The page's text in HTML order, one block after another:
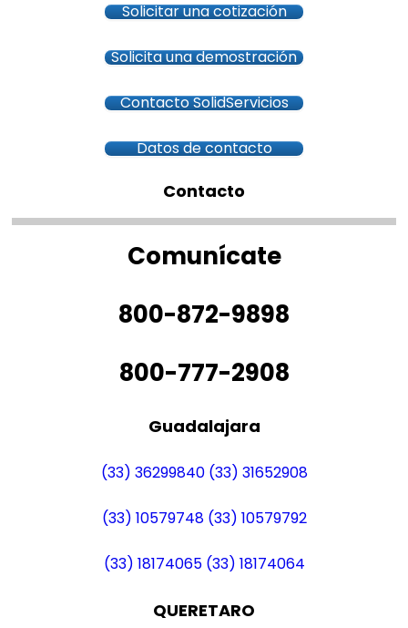
Solicitar una cotización
Solicita una demostración
Contacto SolidServicios
Datos de contacto
Contacto
Comunícate
800-872-9898
800-777-2908
Guadalajara
(33) 36299840 (33) 31652908
(33) 10579748 (33) 10579792
(33) 18174065 (33) 18174064
QUERETARO